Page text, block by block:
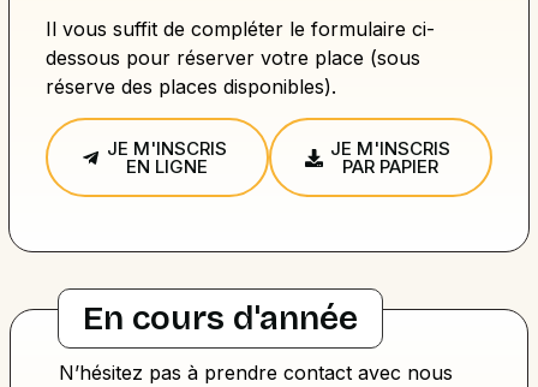
Il vous suffit de compléter le formulaire ci-
dessous pour réserver votre place (sous
réserve des places disponibles).
JE M'INSCRIS
EN LIGNE
JE M'INSCRIS
PAR PAPIER
En cours d'année
N’hésitez pas à prendre contact avec nous